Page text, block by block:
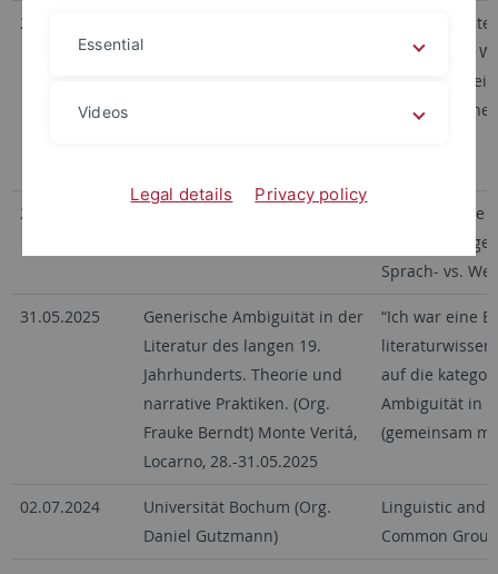
27.09.2025
Goethe-Universität Frankfurt,
“Wait a
Semantic vs.
(Poster;
Frauke
23.06.2025
“But What are
Neue
Sprach- vs.
31.05.2025
Generische Ambiguität in der
Literatur des langen 19.
Jahrhunderts. Theorie und
narrative Praktiken. (Org.
Frauke Berndt) Monte Veritá,
Locarno, 28.-31.05.2025
“Ich war eine
auf die
Ambiguität in
(gemeinsam
02.07.2024
Universität Bochum (Org.
Daniel Gutzmann)
Linguistic and
Common
Essential
Videos
Legal details Privacy policy